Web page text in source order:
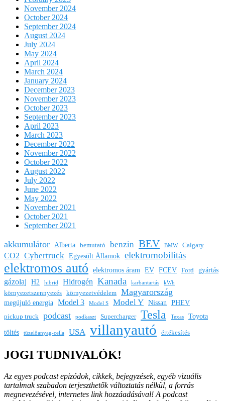
November 2024
October 2024
September 2024
August 2024
July 2024
May 2024
April 2024
March 2024
January 2024
December 2023
November 2023
October 2023
September 2023
April 2023
March 2023
December 2022
November 2022
October 2022
August 2022
July 2022
June 2022
May 2022
November 2021
October 2021
September 2021
akkumulátor Alberta bemutató benzin BEV BMW Calgary
CO2 Cybertruck Egyesült Államok elektromobilitás
elektromos autó elektromos áram EV FCEV Ford gyártás
gázolaj H2 hibrid Hidrogén Kanada karbantartás kWh
környezetszennyezés környezetvédelem Magyarország
megújuló energia Model 3 Model S Model Y Nissan PHEV
pickup truck podcast podkaszt Supercharger Tesla Texas
Toyota
töltés
tüzelőanyag-cella USA villanyautó értékesítés
JOGI TUDNIVALÓK!
Az egyes podcast epizódok, cikkek, bejegyzések, egyéb vizuális
tartalmak szabadon terjeszthetők változtatás nélkül, a forrás
megnevezésével, internetes link hozzáadásával! A podcast